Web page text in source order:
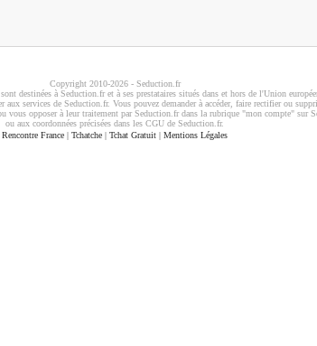
Copyright 2010-2026 - Seduction.fr
destinées à Seduction.fr et à ses prestataires situés dans et hors de l'Union
aux services de Seduction.fr. Vous pouvez demander à accéder, faire rectifier ou
vous opposer à leur traitement par Seduction.fr dans la rubrique "mon compte" sur
ou aux coordonnées précisées dans les CGU de Seduction.fr.
Rencontre France | Tchatche | Tchat Gratuit | Mentions Légales